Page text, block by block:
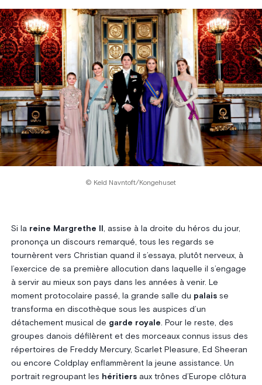
© Keld Navntoft/Kongehuset
Si la reine Margrethe II
, assise à la droite du héros du jour,
prononça un discours remarqué, tous les regards se
tournèrent vers Christian quand il s’essaya, plutôt nerveux, à
l’exercice de sa première allocution dans laquelle il s’engage
à servir au mieux son pays dans les années à venir. Le
moment protocolaire passé, la grande salle du palaisse
transforma en discothèque sous les auspices d’un
détachement musical de garde royale . Pour le reste, des
groupes danois défilèrent et des morceaux connus issus des
répertoires de Freddy Mercury, Scarlet Pleasure, Ed Sheeran
ou encore Coldplay enflammèrent la jeune assistance. Un
portrait regroupant les héritiersaux trônes d’Europe clôtura